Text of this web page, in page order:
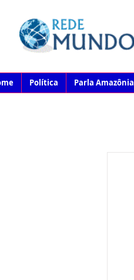
Política Parla Amazônia